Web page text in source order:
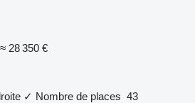
≈ 28 350 €
✓ Nombre de places 43